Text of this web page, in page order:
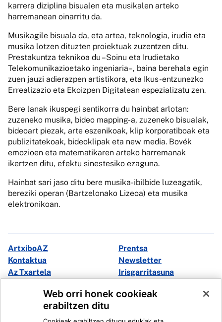
karrera diziplina bisualen eta musikalen arteko
harremanean oinarritu da.
Musikagile bisuala da, eta artea, teknologia, irudia eta
musika lotzen dituzten proiektuak zuzentzen ditu.
Prestakuntza teknikoa du –Soinu eta Irudietako
Telekomunikazioetako ingeniaria–, baina berehala egin
zuen jauzi adierazpen artistikora, eta Ikus-entzunezko
Errealizazio eta Ekoizpen Digitalean espezializatu zen.
Bere lanak ikuspegi sentikorra du hainbat arlotan:
zuzeneko musika, bideo mapping-a, zuzeneko bisualak,
bideoart piezak, arte eszenikoak, klip korporatiboak eta
publizitatekoak, bideoklipak eta new media. Bovék
emozioen eta matematikaren arteko harremanak
ikertzen ditu, efektu sinestesiko ezaguna.
Hainbat sari jaso ditu bere musika-ibilbide luzeagatik,
bereziki operan (Bartzelonako Lizeoa) eta musika
elektronikoan.
ArtxiboAZ
Prentsa
Kontaktua
Newsletter
Az Txartela
Irisgarritasuna
Web orri honek cookieak
erabiltzen ditu